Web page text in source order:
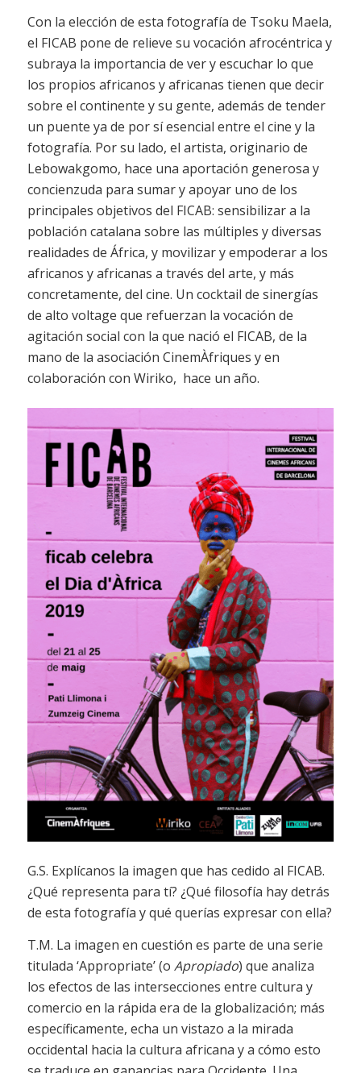
Con la elección de esta fotografía de Tsoku Maela,
el FICAB pone de relieve su vocación afrocéntrica y
subraya la importancia de ver y escuchar lo que
los propios africanos y africanas tienen que decir
sobre el continente y su gente, además de tender
un puente ya de por sí esencial entre el cine y la
fotografía. Por su lado, el artista, originario de
Lebowakgomo, hace una aportación generosa y
concienzuda para sumar y apoyar uno de los
principales objetivos del FICAB: sensibilizar a la
población catalana sobre las múltiples y diversas
realidades de África, y movilizar y empoderar a los
africanos y africanas a través del arte, y más
concretamente, del cine. Un cocktail de sinergías
de alto voltage que refuerzan la vocación de
agitación social con la que nació el FICAB, de la
mano de la asociación CinemÀfriques y en
colaboración con Wiriko, hace un año.
G.S. Explícanos la imagen que has cedido al FICAB.
¿Qué representa para tí? ¿Qué filosofía hay detrás
de esta fotografía y qué querías expresar con ella?
T.M. La imagen en cuestión es parte de una serie
titulada ‘Appropriate’ (o Apropiado) que analiza
los efectos de las intersecciones entre cultura y
comercio en la rápida era de la globalización; más
específicamente, echa un vistazo a la mirada
occidental hacia la cultura africana y a cómo esto